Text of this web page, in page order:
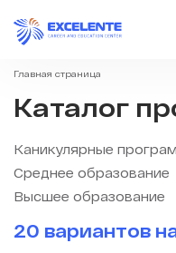
Главная страница
Каталог
Каникулярные
Среднее образование
Высшее образование
20 вариантов